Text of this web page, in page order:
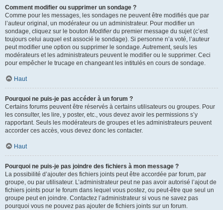
Comment modifier ou supprimer un sondage ?
Comme pour les messages, les sondages ne peuvent être modifiés que par
l’auteur original, un modérateur ou un administrateur. Pour modifier un
sondage, cliquez sur le bouton Modifierdu premier message du sujet (c’est
toujours celui auquel est associé le sondage). Si personne n’a voté, l’auteur
peut modifier une option ou supprimer le sondage. Autrement, seuls les
modérateurs et les administrateurs peuvent le modifier ou le supprimer. Ceci
pour empêcher le trucage en changeant les intitulés en cours de sondage.
Haut
Pourquoi ne puis-je pas accéder à un forum ?
Certains forums peuvent être réservés à certains utilisateurs ou groupes. Pour
les consulter, les lire, y poster, etc., vous devez avoir les permissions s’y
rapportant. Seuls les modérateurs de groupes et les administrateurs peuvent
accorder ces accès, vous devez donc les contacter.
Haut
Pourquoi ne puis-je pas joindre des fichiers à mon message ?
La possibilité d’ajouter des fichiers joints peut être accordée par forum, par
groupe, ou par utilisateur. L’administrateur peut ne pas avoir autorisé l’ajout de
fichiers joints pour le forum dans lequel vous postez, ou peut-être que seul un
groupe peut en joindre. Contactez l’administrateur si vous ne savez pas
pourquoi vous ne pouvez pas ajouter de fichiers joints sur un forum.